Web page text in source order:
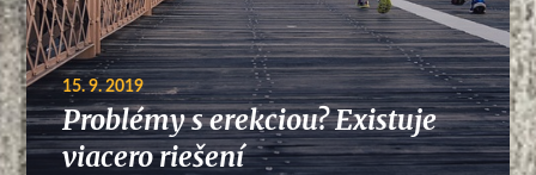
15. 9. 2019
Problémy s erekciou? Existuje
viacero riešení